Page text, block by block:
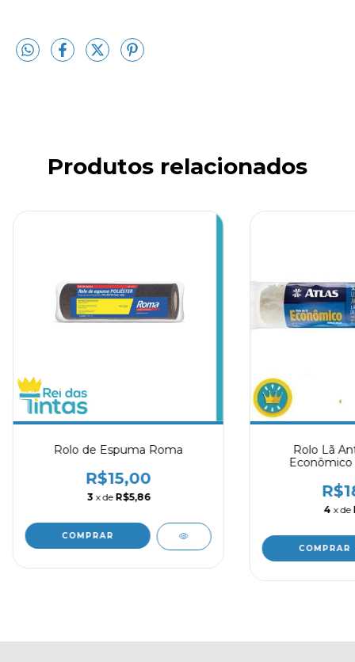
Produtos relacionados
Rolo de Espuma Roma
R$15,00
3 x de R$5,86
COMPRAR
Rolo Lã
Econômico
4 x de
COMPRAR